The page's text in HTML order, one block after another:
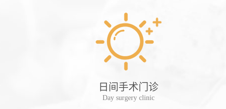
日间手术门诊
Day surgery clinic